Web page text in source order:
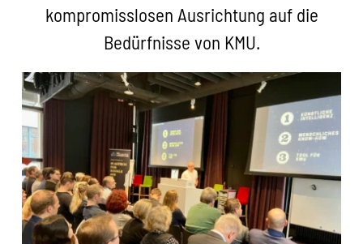
kompromisslosen Ausrichtung auf die
Bedürfnisse von KMU.